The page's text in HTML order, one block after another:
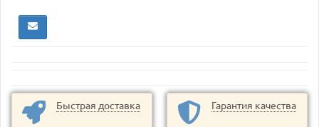
Быстрая доставка Гарантия качества